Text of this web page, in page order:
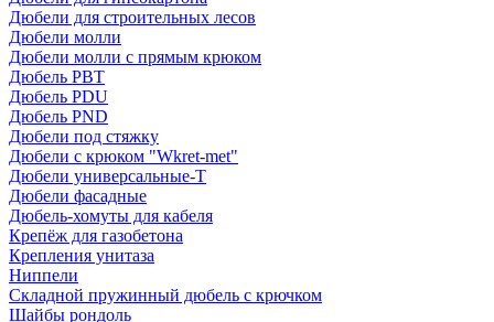
Дюбели для строительных лесов
Дюбели молли
Дюбели молли с прямым крюком
Дюбель PBT
Дюбель PDU
Дюбель PND
Дюбели под стяжку
Дюбели с крюком "Wkret-met"
Дюбели универсальные-Т
Дюбели фасадные
Дюбель-хомуты для кабеля
Крепёж для газобетона
Крепления унитаза
Ниппели
Складной пружинный дюбель с крючком
Шайбы рондоль